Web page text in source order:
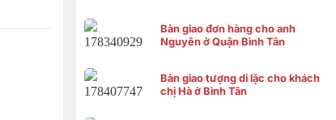
Bàn giao đơn hàng cho anh
Nguyên ở Quận Bình Tân
Bàn giao tượng di lặc cho khách
chị Hà ở Bình Tân